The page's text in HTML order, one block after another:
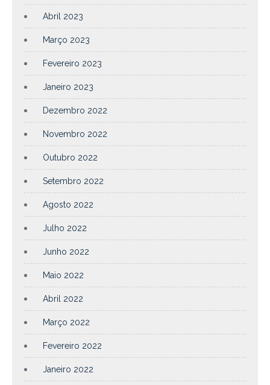
Abril 2023
Março 2023
Fevereiro 2023
Janeiro 2023
Dezembro 2022
Novembro 2022
Outubro 2022
Setembro 2022
Agosto 2022
Julho 2022
Junho 2022
Maio 2022
Abril 2022
Março 2022
Fevereiro 2022
Janeiro 2022